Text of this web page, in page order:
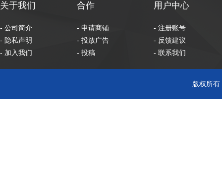
关于我们
- 公司简介
- 隐私声明
- 加入我们
合作
- 申请商铺
- 投放广告
- 投稿
用户中心
- 注册账号
- 反馈建议
- 联系我们
版权所